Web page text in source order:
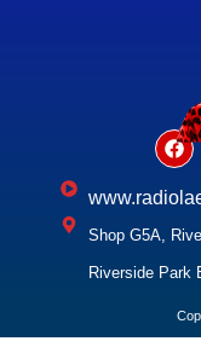
Shop G5A,
Riverside Park